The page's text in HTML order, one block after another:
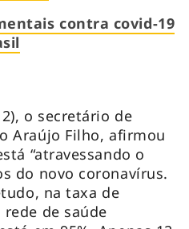
contra covid-19
o secretário de
Araújo Filho, afirmou
“atravessando o
do novo coronavírus.
na taxa de
de saúde